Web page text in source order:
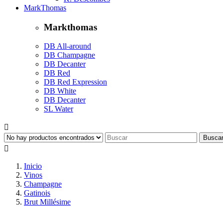
MarkThomas
Markthomas
DB All-around
DB Champagne
DB Decanter
DB Red
DB Red Expression
DB White
DB Decanter
SL Water

Buscar

Inicio
Vinos
Champagne
Gatinois
Brut Millésime